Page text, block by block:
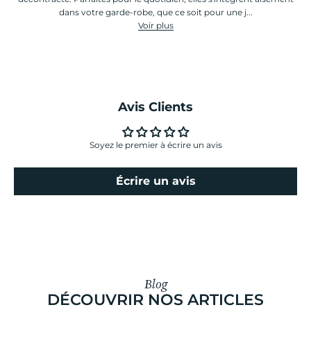
dans votre garde-robe, que ce soit pour une j...
Voir plus
Avis Clients
Soyez le premier à écrire un avis
Écrire un avis
Blog
DÉCOUVRIR NOS ARTICLES